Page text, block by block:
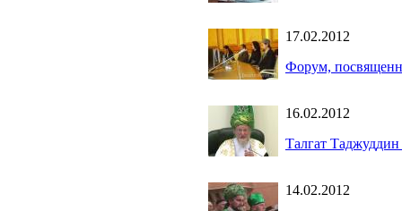
17.02.2012
Форум,
16.02.2012
Талгат
14.02.2012